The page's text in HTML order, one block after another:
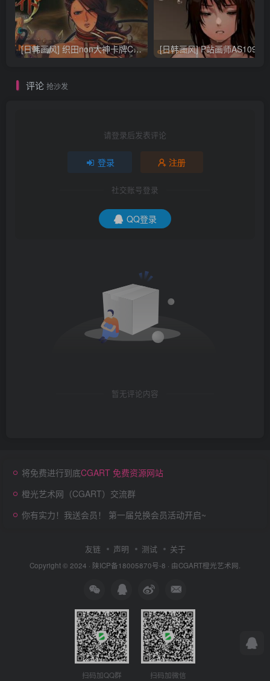
[日韩画风] 织田non大神卡牌CG插画设计画集256P 161M_CG原画资源
评论 抢沙发
请登录后发表评论
登录 注册
社交账号登录
QQ登录
暂无评论内容
将免费进行到底CGART 免费资源网站
橙光艺术网（CGART）交流群
你有实力！我送会员！ 第一届兑换会员活动开启~
友链 声明 测试 关于
Copyright © 2024 · 陕ICP备18005870号-8 · 由CGART橙光艺术网.
扫码加QQ群 扫码加微信